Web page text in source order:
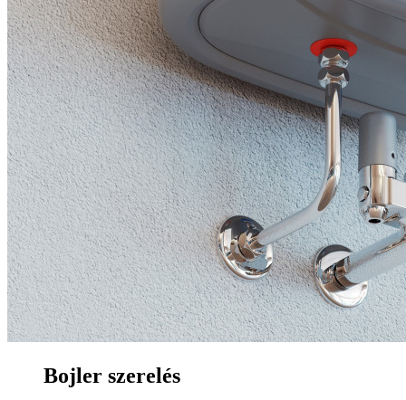
Bojler szerelés